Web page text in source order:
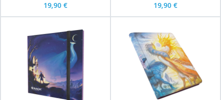
19,90 €
19,90 €